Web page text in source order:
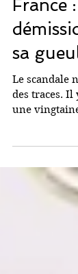
France
sa
Le scandale
des traces.